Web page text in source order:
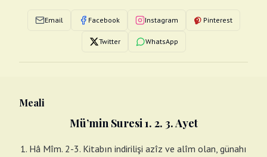
Email Facebook Instagram Pinterest
Twitter WhatsApp
Meali
Mü’min Suresi 1. 2. 3. Ayet
1. Hâ Mîm. 2-3. Kitabın indirilişi azîz ve alîm olan, günahı